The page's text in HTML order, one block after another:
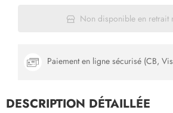
Non disponible en retrait
Paiement en ligne sécurisé (CB,
DESCRIPTION DÉTAILLÉE